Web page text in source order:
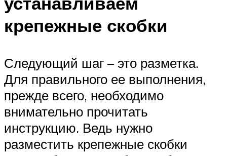
крепежные скобки
Следующий шаг – это разметка.
Для правильного ее выполнения,
прежде всего, необходимо
внимательно прочитать
инструкцию. Ведь нужно
разместить крепежные скобки